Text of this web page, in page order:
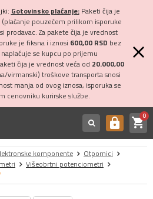
Gotovinsko plaćanje:Paketi čija je
(plaćanje pouzećem prilikom isporuke
prodavac. Za pakete čija je vrednost
je fiksna i iznosi 600,00 RSD bez
se kupcu po prijemu
čija je vrednost veća od 20.000,00
virmanski) troškove transporta snosi
manja od ovog iznosa, isporuka se
cenovniku kurirske službe.
https shopping_cart0
komponente
Otpornici
Višeobrtni potenciometri